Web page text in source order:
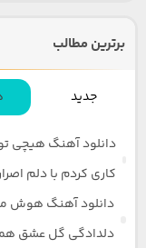
برترین مطالب
جدید
دانلود آهنگ هیچی
کاری کردم با دلم
دانلود آهنگ هوش
دلدادگی گل عشق